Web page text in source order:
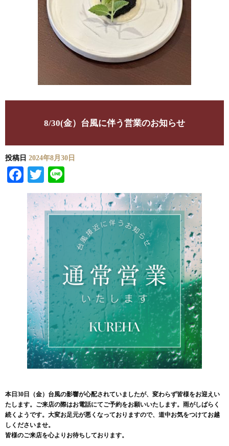
8/30(金）台風に伴う営業のお知らせ
投稿日 2024年8月30日
Facebook
Twitter
本日30日（金）台風の影響が心配されていましたが、変わらず皆様をお迎えい
たします。ご来店の際はお電話にてご予約をお願いいたします。雨がしばらく
続くようです。大変お足元が悪くなっておりますので、道中お気をつけてお越
しくださいませ。
皆様のご来店を心よりお待ちしております。